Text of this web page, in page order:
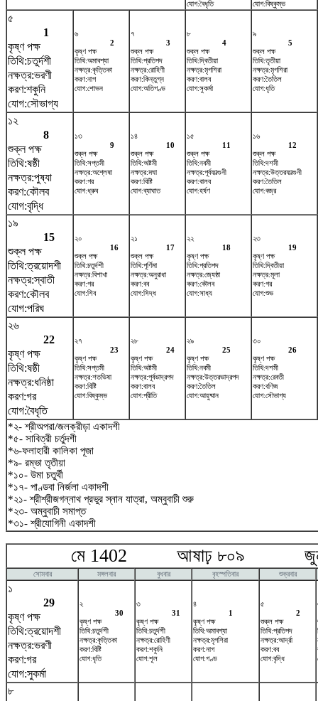
যোগ:বৈধৃতি
যোগ:বিষ্কুম্ভ
৫
1
কৃষ্ণ পক্ষ
তিথি:চতুর্দশী
নক্ষত্র:ভরণী
করণ:শকুনি
যোগ:সৌভাগ্য
৬
2
কৃষ্ণ পক্ষ
তিথি:অমাবশ্যা
নক্ষত্র:কৃত্তিকা
করণ:নাগ
যোগ:শোভন
৭
3
শুক্ল পক্ষ
তিথি:প্রতিপদ
নক্ষত্র:রোহিণী
করণ:কিন্তুগ্ন
যোগ:অতিগণ্ড
৮
4
শুক্ল পক্ষ
তিথি:দ্বিতীয়া
নক্ষত্র:মৃগশিরা
করণ:বালব
যোগ:সুকর্মা
৯
5
শুক্ল পক্ষ
তিথি:তৃতীয়া
নক্ষত্র:মৃগশিরা
করণ:তৈতিল
যোগ:ধৃতি
১২
8
শুক্ল পক্ষ
তিথি:ষষ্ঠী
নক্ষত্র:পুষ্যা
করণ:কৌলব
যোগ:বৃদ্ধি
১৩
9
শুক্ল পক্ষ
তিথি:সপ্তমী
নক্ষত্র:অশ্লেষা
করণ:গর
যোগ:ধ্রুব
১৪
10
শুক্ল পক্ষ
তিথি:অষ্টমী
নক্ষত্র:মঘা
করণ:বিষ্টি
যোগ:ব্যাঘাত
১৫
11
শুক্ল পক্ষ
তিথি:নবমী
নক্ষত্র:পূর্বফাল্গুনী
করণ:বালব
যোগ:হর্ষণ
১৬
12
শুক্ল পক্ষ
তিথি:দশমী
নক্ষত্র:উত্তরফাল্গুনী
করণ:তৈতিল
যোগ:বজ্র
১৯
15
শুক্ল পক্ষ
তিথি:ত্রয়োদশী
নক্ষত্র:স্বাতী
করণ:কৌলব
যোগ:পরিঘ
২০
16
শুক্ল পক্ষ
তিথি:চতুর্দশী
নক্ষত্র:বিশাখা
করণ:গর
যোগ:শিব
২১
17
শুক্ল পক্ষ
তিথি:পূর্ণিমা
নক্ষত্র:অনুরাধা
করণ:বব
যোগ:সিদ্ধ
২২
18
কৃষ্ণ পক্ষ
তিথি:প্রতিপদ
নক্ষত্র:জ্যেষ্ঠা
করণ:কৌলব
যোগ:সাধ্য
২৩
19
কৃষ্ণ পক্ষ
তিথি:দ্বিতীয়া
নক্ষত্র:মূলা
করণ:গর
যোগ:শুভ
২৬
22
কৃষ্ণ পক্ষ
তিথি:ষষ্ঠী
নক্ষত্র:ধনিষ্ঠা
করণ:গর
যোগ:বৈধৃতি
২৭
23
কৃষ্ণ পক্ষ
তিথি:সপ্তমী
নক্ষত্র:শতভিষ‌া
করণ:বিষ্টি
যোগ:বিষ্কুম্ভ
২৮
24
কৃষ্ণ পক্ষ
তিথি:অষ্টমী
নক্ষত্র:পূর্বভাদ্রপদ
করণ:বালব
যোগ:প্রীতি
২৯
25
কৃষ্ণ পক্ষ
তিথি:নবমী
নক্ষত্র:উত্তরভাদ্রপদ
করণ:তৈতিল
যোগ:আয়ুষ্মান
৩০
26
কৃষ্ণ পক্ষ
তিথি:দশমী
নক্ষত্র:রেবতী
করণ:বণিজ
যোগ:সৌভাগ্য
*২- শ্রীঅপরা/জলক্রীড়া একাদশী
*৫- সাবিত্রী চর্তুদশী
*৬-ফলাহারী কালিকা পূজা
*৯- রম্ভা তৃতীয়া
*১০- উমা চতুর্থী
*১৭- পাণ্ডবা নির্জলা একাদশী
*২১- শ্রীশ্রীজগন্নাথ প্রভুর স্নান যাত্রা, অম্বুবাচী শুরু
*২৩- অম্বুবাচী সমাপ্ত
*৩১- শ্রীযোগিনী একাদশী
মে 1402 আষাঢ় ৮০৯ জুন
সোমবার মঙ্গলবার বুধবার বৃহস্পতিবার শুক্রবার
১
29
কৃষ্ণ পক্ষ
তিথি:ত্রয়োদশী
নক্ষত্র:ভরণী
করণ:গর
যোগ:সুকর্মা
২
30
কৃষ্ণ পক্ষ
তিথি:চতুর্দশী
নক্ষত্র:কৃত্তিকা
করণ:বিষ্টি
যোগ:ধৃতি
৩
31
কৃষ্ণ পক্ষ
তিথি:চতুর্দশী
নক্ষত্র:রোহিণী
করণ:শকুনি
যোগ:শূল
৪
1
কৃষ্ণ পক্ষ
তিথি:অমাবশ্যা
নক্ষত্র:মৃগশিরা
করণ:নাগ
যোগ:গণ্ড
৫
2
শুক্ল পক্ষ
তিথি:প্রতিপদ
নক্ষত্র:আর্দ্রা
করণ:বব
যোগ:বৃদ্ধি
৮